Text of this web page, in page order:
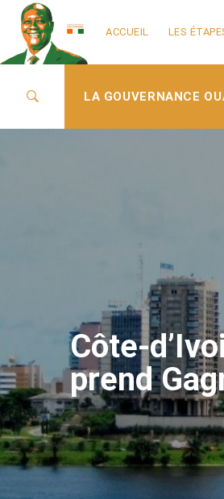
ACCUEIL LES
LA GOUVERNANCE
Côte-
prend